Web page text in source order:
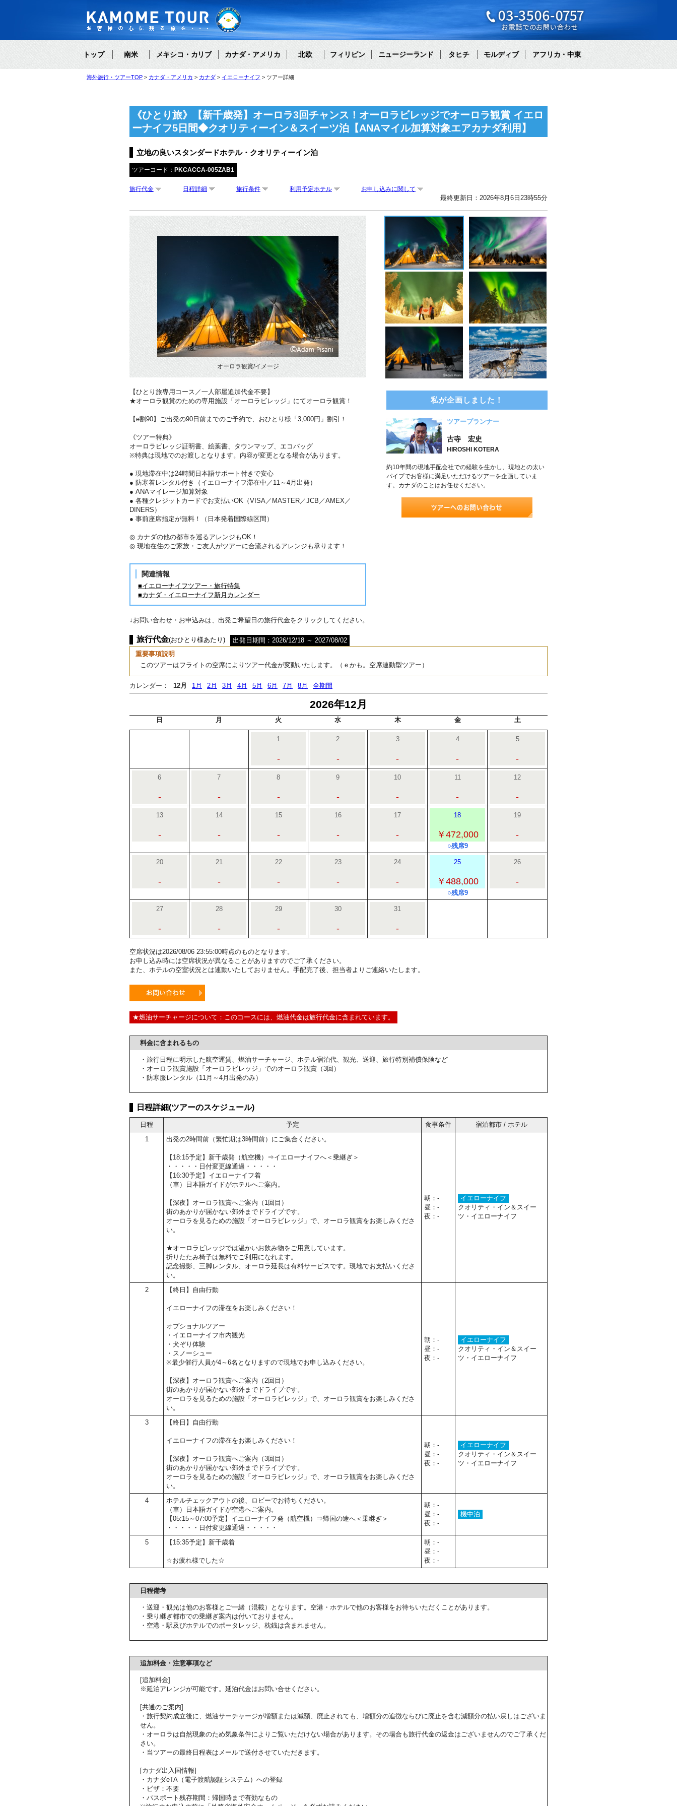
トップ 南米 メキシコ・カリブ カナダ・アメリカ 北欧 フィリピン ニュージーランド タヒチ モルディブ アフリカ・中東
海外旅行・ツアーTOP カナダ・アメリカ カナダ イエローナイフ ツアー詳細
《ひとり旅》【新千歳発】オーロラ3回チャンス！オーロラビレッジでオーロラ観賞 イエロ
ーナイフ5日間◆クオリティーイン＆スイーツ泊【ANAマイル加算対象エアカナダ利用】
立地の良いスタンダードホテル・クオリティーイン泊
ツアーコード： PKCACCA-005ZAB1
旅行代金 日程詳細 旅行条件 利用予定ホテル お申し込みに関して
最終更新日：2026年8月6日23時55分
オーロラ観賞/イメージ
【ひとり旅専用コース／一人部屋追加代金不要】
★オーロラ観賞のための専用施設「オーロラビレッジ」にてオーロラ観賞！
【e割90】ご出発の90日前までのご予約で、おひとり様「3,000円」割引！
《ツアー特典》
オーロラビレッジ証明書、絵葉書、タウンマップ、エコバッグ
※特典は現地でのお渡しとなります。内容が変更となる場合があります。
● 現地滞在中は24時間日本語サポート付きで安心
● 防寒着レンタル付き（イエローナイフ滞在中／11～4月出発）
● ANAマイレージ加算対象
● 各種クレジットカードでお支払いOK（VISA／MASTER／JCB／AMEX／
DINERS）
● 事前座席指定が無料！（日本発着国際線区間）
◎ カナダの他の都市を巡るアレンジもOK！
◎ 現地在住のご家族・ご友人がツアーに合流されるアレンジも承ります！
関連情報
■イエローナイフツアー・旅行特集
■カナダ・イエローナイフ新月カレンダー
私が企画しました！
ツアープランナー
古寺 宏史
HIROSHI KOTERA
約10年間の現地手配会社での経験を生かし、現地との太い
パイプでお客様に満足いただけるツアーを企画していま
す。カナダのことはお任せください。
↓お問い合わせ・お申込みは、出発ご希望日の旅行代金をクリックしてください。
旅行代金(おひとり様あたり)
出発日期間：2026/12/18 ～ 2027/08/02
重要事項説明
このツアーはフライトの空席によりツアー代金が変動いたします。（ｅかも。空席連動型ツアー）
カレンダー： 12月 1月 2月 3月 4月 5月 6月 7月 8月 全期間
2026年12月
日 月 火 水 木 金 土
1
-
2
-
3
-
4
-
5
-
6
-
7
-
8
-
9
-
10
-
11
-
12
-
13
-
14
-
15
-
16
-
17
-
18
￥472,000
○残席9
19
-
20
-
21
-
22
-
23
-
24
-
25
￥488,000
○残席9
26
-
27
-
28
-
29
-
30
-
31
-
空席状況は2026/08/06 23:55:00時点のものとなります。
お申し込み時には空席状況が異なることがありますのでご了承ください。
また、ホテルの空室状況とは連動いたしておりません。手配完了後、担当者よりご連絡いたします。
★燃油サーチャージについて：このコースには、燃油代金は旅行代金に含まれています。
料金に含まれるもの
・旅行日程に明示した航空運賃、燃油サーチャージ、ホテル宿泊代、観光、送迎、旅行特別補償保険など
・オーロラ観賞施設「オーロラビレッジ」でのオーロラ観賞（3回）
・防寒服レンタル（11月～4月出発のみ）
日程詳細(ツアーのスケジュール)
日程 予定 食事条件
宿泊都市 / ホテル
1
出発の2時間前（繁忙期は3時間前）にご集合ください。
【18:15予定】新千歳発（航空機）⇒イエローナイフへ＜乗継ぎ＞
・・・・・日付変更線通過・・・・・
【16:30予定】イエローナイフ着
（車）日本語ガイドがホテルへご案内。
【深夜】オーロラ観賞へご案内（1回目）
街のあかりが届かない郊外までドライブです。
オーロラを見るための施設「オーロラビレッジ」で、オーロラ観賞をお楽しみくださ
い。
★オーロラビレッジでは温かいお飲み物をご用意しています。
折りたたみ椅子は無料でご利用になれます。
記念撮影、三脚レンタル、オーロラ延長は有料サービスです。現地でお支払いくださ
い。
朝：-
昼：-
夜：-
イエローナイフ
クオリティ・イン＆スイー
ツ・イエローナイフ
2 【終日】自由行動
イエローナイフの滞在をお楽しみください！
オプショナルツアー
・イエローナイフ市内観光
・犬ぞり体験
・スノーシュー
※最少催行人員が4～6名となりますので現地でお申し込みください。
【深夜】オーロラ観賞へご案内（2回目）
街のあかりが届かない郊外までドライブです。
オーロラを見るための施設「オーロラビレッジ」で、オーロラ観賞をお楽しみくださ
い。
朝：-
昼：-
夜：-
イエローナイフ
クオリティ・イン＆スイー
ツ・イエローナイフ
3 【終日】自由行動
イエローナイフの滞在をお楽しみください！
【深夜】オーロラ観賞へご案内（3回目）
街のあかりが届かない郊外までドライブです。
オーロラを見るための施設「オーロラビレッジ」で、オーロラ観賞をお楽しみくださ
い。
朝：-
昼：-
夜：-
イエローナイフ
クオリティ・イン＆スイー
ツ・イエローナイフ
4
ホテルチェックアウトの後、ロビーでお待ちください。
（車）日本語ガイドが空港へご案内。
【05:15～07:00予定】イエローナイフ発（航空機）⇒帰国の途へ＜乗継ぎ＞
・・・・・日付変更線通過・・・・・
朝：-
昼：-
夜：-
機中泊
5 【15:35予定】新千歳着
☆お疲れ様でした☆
朝：-
昼：-
夜：-
日程備考
・送迎・観光は他のお客様とご一緒（混載）となります。空港・ホテルで他のお客様をお待ちいただくことがあります。
・乗り継ぎ都市での乗継ぎ案内は付いておりません。
・空港・駅及びホテルでのポータレッジ、枕銭は含まれません。
追加料金・注意事項など
[追加料金]
※延泊アレンジが可能です。延泊代金はお問い合せください。
[共通のご案内]
・旅行契約成立後に、燃油サーチャージが増額または減額、廃止されても、増額分の追徴ならびに廃止を含む減額分の払い戻しはございま
せん。
・オーロラは自然現象のため気象条件によりご覧いただけない場合があります。その場合も旅行代金の返金はございませんのでご了承くだ
さい。
・当ツアーの最終日程表はメールで送付させていただきます。
[カナダ出入国情報]
・カナダeTA（電子渡航認証システム）への登録
・ビザ：不要
・パスポート残存期間：帰国時まで有効なもの